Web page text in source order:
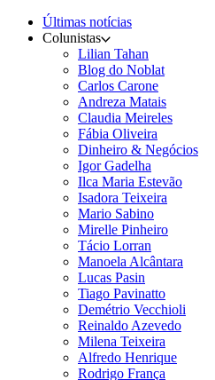
Últimas notícias
Colunistas
Lilian Tahan
Blog do Noblat
Carlos Carone
Andreza Matais
Claudia Meireles
Fábia Oliveira
Dinheiro & Negócios
Igor Gadelha
Ilca Maria Estevão
Isadora Teixeira
Mario Sabino
Mirelle Pinheiro
Tácio Lorran
Manoela Alcântara
Lucas Pasin
Tiago Pavinatto
Demétrio Vecchioli
Reinaldo Azevedo
Milena Teixeira
Alfredo Henrique
Rodrigo França